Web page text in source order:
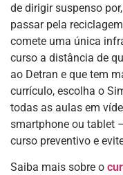
de dirigir suspenso
passar pela
comete uma única
curso a distância de
ao Detran e que tem
currículo, escolha o
todas as aulas em
smartphone ou tablet
curso preventivo e
Saiba mais sobre o